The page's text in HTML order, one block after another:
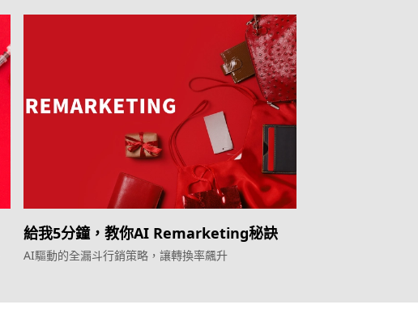
給我5分鐘，教你AI Remarketing秘訣
AI驅動的全漏斗行銷策略，讓轉換率飆升